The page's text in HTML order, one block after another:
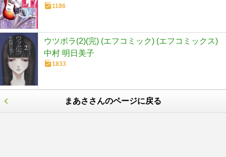
1186
ウツボラ(2)(完) (エフコミック) (エフコミックス)
中村 明日美子
1833
まあささんのページに戻る